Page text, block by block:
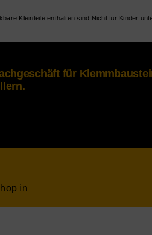
Nicht für Kinder
für